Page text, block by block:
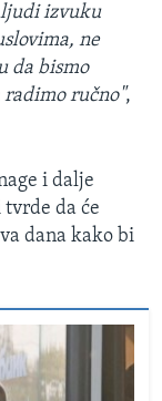
ljudi izvuku
ne
da bismo
ručno",
i dalje
tvrde da će
dana kako bi